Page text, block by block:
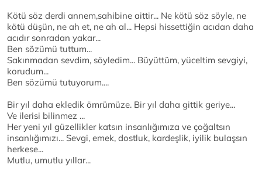
Kötü söz derdi annem,sahibine aittir... Ne kötü söz söyle, ne
kötü düşün, ne ah et, ne ah al... Hepsi hissettiğin acıdan daha
acıdır sonradan yakar...
Ben sözümü tuttum...
Sakınmadan sevdim, söyledim... Büyüttüm, yüceltim sevgiyi,
korudum...
Ben sözümü tutuyorum....
Bir yıl daha ekledik ömrümüze. Bir yıl daha gittik geriye...
Ve ilerisi bilinmez ...
Her yeni yıl güzellikler katsın insanlığımıza ve çoğaltsın
insanlığımızı... Sevgi, emek, dostluk, kardeşlik, iyilik bulaşsın
herkese...
Mutlu, umutlu yıllar...